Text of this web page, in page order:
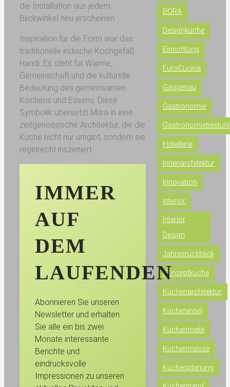
die Installation aus jedem
Blickwinkel neu erscheinen.
Inspiration für die Form war das
traditionelle indische Kochgefäß
Handi. Es steht für Wärme,
Gemeinschaft und die kulturelle
Bedeutung des gemeinsamen
Kochens und Essens. Diese
Symbolik übersetzt Mitra in eine
zeitgenössische Architektur, die die
Küche nicht nur umgibt, sondern sie
regelrecht inszeniert.
IMMER
AUF
DEM
LAUFENDEN
Abonnieren Sie unseren
Newsletter und erhalten
Sie alle ein bis zwei
Monate interessante
Berichte und
eindrucksvolle
Impressionen zu unseren
BORA
Designküche
Einrichtung
EuroCucina
Gaggenau
Gastronomie
Hotellerie
Innenarchitektur
Innovation
Interior
Interior
Design
Jahresrückblick
Konzeptküche
Küchenarchitektur
Kücheninsel
Küchenmeile
Küchenmesse
Küchenplanung